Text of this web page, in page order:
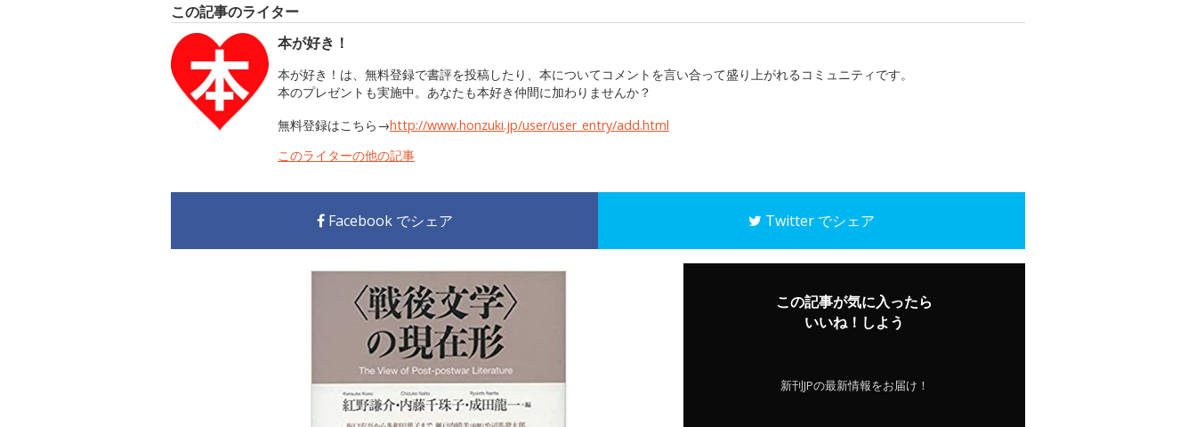
この記事のライター
本が好き！
本が好き！は、無料登録で書評を投稿したり、本についてコメントを言い合って盛り上がれるコミュニティです。
本のプレゼントも実施中。あなたも本好き仲間に加わりませんか？
無料登録はこちら→http://www.honzuki.jp/user/user_entry/add.html
このライターの他の記事
Facebook でシェア Twitter でシェア
この記事が気に入ったら
いいね！しよう
新刊JPの最新情報をお届け！